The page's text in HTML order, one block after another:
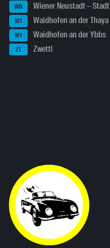
WN Wiener Neustadt – Stadt
WT Waidhofen an der Thaya
WY Waidhofen an der Ybbs
ZT Zwettl